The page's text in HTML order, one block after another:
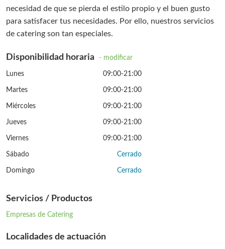
necesidad de que se pierda el estilo propio y el buen gusto
para satisfacer tus necesidades. Por ello, nuestros servicios
de catering son tan especiales.
Disponibilidad horaria - modificar
Lunes 09:00-21:00
Martes 09:00-21:00
Miércoles 09:00-21:00
Jueves 09:00-21:00
Viernes 09:00-21:00
Sábado Cerrado
Domingo Cerrado
Servicios / Productos
Empresas de Catering
Localidades de actuación